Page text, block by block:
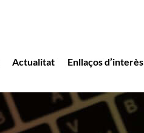
Actualitat Enllaços d’interès